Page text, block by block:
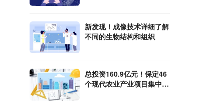
新发现！成像技术详细了解
不同的生物结构和组织
总投资160.9亿元！保定46
个现代农业产业项目集中开